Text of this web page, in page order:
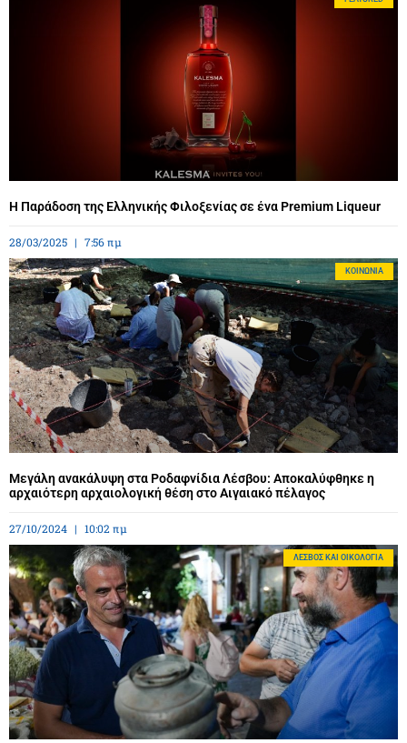
Η Παράδοση της Ελληνικής Φιλοξενίας σε ένα Premium Liqueur
28/03/2025 7:56 πμ
ΚΟΙΝΩΝΊΑ
Μεγάλη ανακάλυψη στα Ροδαφνίδια Λέσβου: Αποκαλύφθηκε η
αρχαιότερη αρχαιολογική θέση στο Αιγαιακό πέλαγος
27/10/2024 10:02 πμ
ΛΈΣΒΟΣ ΚΑΙ ΟΙΚΟΛΟΓΊΑ